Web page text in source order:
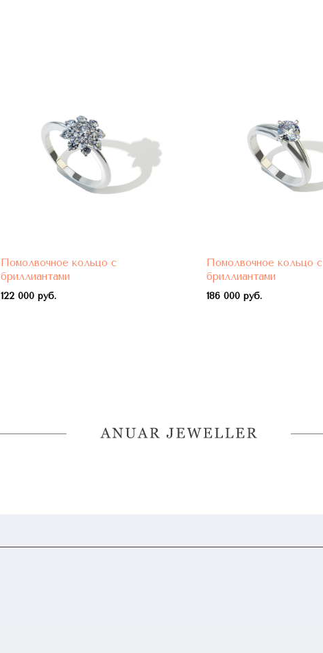
Помолвочное кольцо с
бриллиантами
122 000 руб.
Помолвочное кольцо с
бриллиантами
186 000 руб.